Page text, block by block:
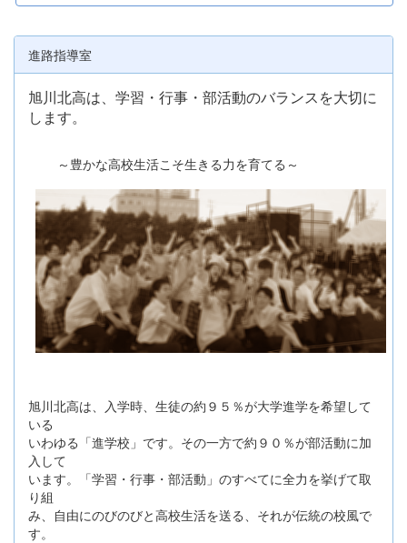
進路指導室
旭川北高は、学習・行事・部活動のバランスを大切に
します。
～豊かな高校生活こそ生きる力を育てる～
旭川北高は、入学時、生徒の約９５％が大学進学を希望して
いる
いわゆる「進学校」です。その一方で約９０％が部活動に加
入して
います。「学習・行事・部活動」のすべてに全力を挙げて取
り組
み、自由にのびのびと高校生活を送る、それが伝統の校風で
す。